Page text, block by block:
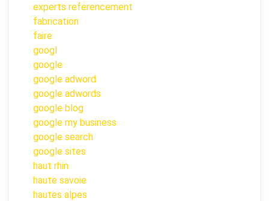
experts referencement
fabrication
faire
googl
google
google adword
google adwords
google blog
google my business
google search
google sites
haut rhin
haute savoie
hautes alpes